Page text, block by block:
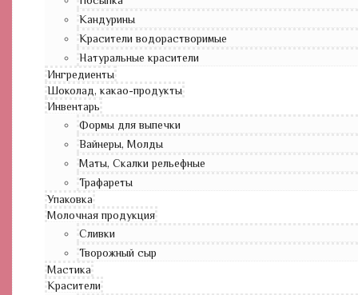
Кандурины
Красители водорастворимые
Натуральные красители
Ингредиенты
Шоколад, какао-продукты
Инвентарь
Формы для выпечки
Вайнеры, Молды
Маты, Скалки рельефные
Трафареты
Упаковка
Молочная продукция
Сливки
Творожный сыр
Мастика
Красители